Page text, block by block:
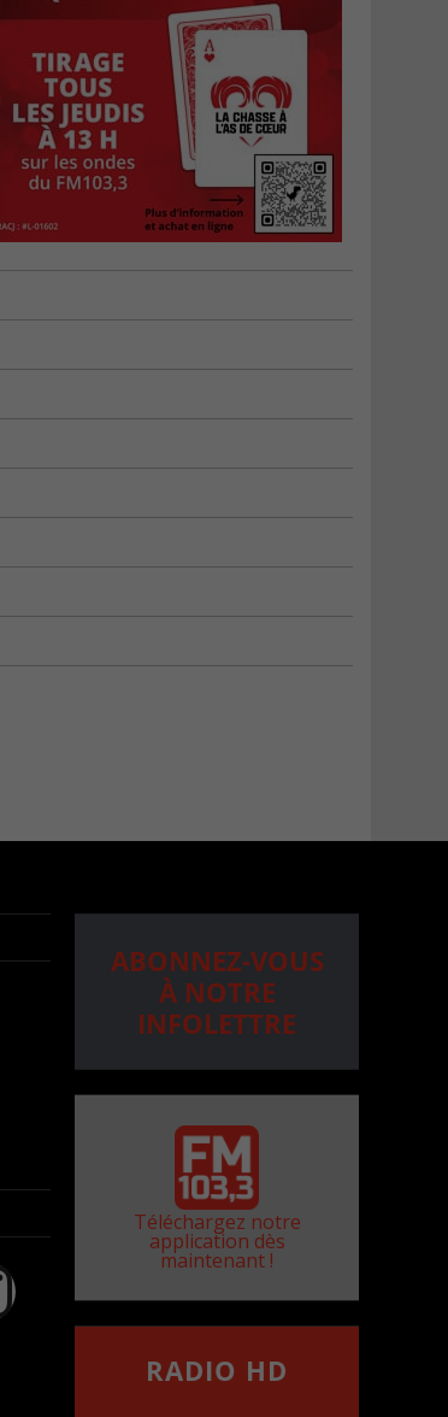
ABONNEZ-VOUS
À NOTRE
INFOLETTRE
Téléchargez notre
application dès
maintenant !
RADIO HD